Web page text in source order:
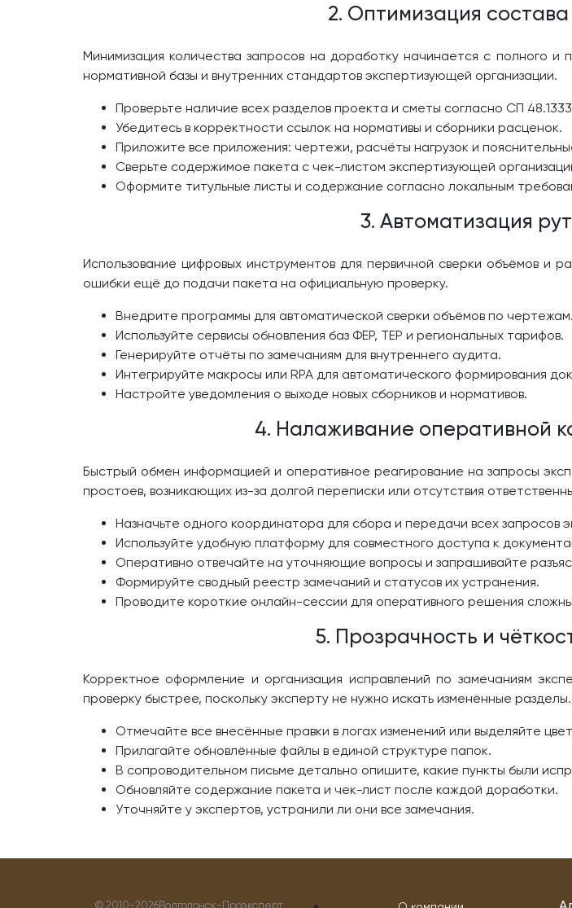
2. Оптимизация
Минимизация количества запросов на доработку начинается с полного и
нормативной базы и внутренних стандартов экспертизу­ющей организации.
Проверьте наличие всех разделов проекта и сметы согласно СП
Убедитесь в корректности ссылок на нормативы и сборники расценок.
Приложите все приложения: чертежи, расчёты нагрузок и
Сверьте содержимое пакета с чек-листом экспертизу­ющей
Оформите титульные листы и содержание согласно локальным
3. Автоматизация
Использование цифровых инструментов для первичной сверки объёмов и
ошибки ещё до подачи пакета на официальную проверку.
Внедрите программы для автоматической сверки объёмов по чертежам.
Используйте сервисы обновления баз ФЕР, ТЕР и региональных тарифов.
Генерируйте отчёты по замечаниям для внутреннего аудита.
Интегрируйте макросы или RPA для автоматического формирования
Настройте уведомления о выходе новых сборников и нормативов.
4. Налаживание оперативной
Быстрый обмен информацией и оперативное реагирование на запросы
простоев, возникающих из-за долгой переписки или отсутствия
Назначьте одного координатора для сбора и передачи всех запросов
Используйте удобную платформу для совместного доступа к
Оперативно отвечайте на уточняющие вопросы и запрашивайте
Формируйте сводный реестр замечаний и статусов их устранения.
Проводите короткие онлайн-сессии для оперативного решения
5. Прозрачность и
Корректное оформление и организация исправлений по замечаниям
проверку быстрее, поскольку эксперту не нужно искать изменённые разделы.
Отмечайте все внесённые правки в логах изменений или выделяйте
Прилагайте обновлённые файлы в единой структуре папок.
В сопроводительном письме детально опишите, какие пункты были
Обновляйте содержание пакета и чек-лист после каждой доработки.
Уточняйте у экспертов, устранили ли они все замечания.
© 2010-2026Волгодонск-Проэксперт